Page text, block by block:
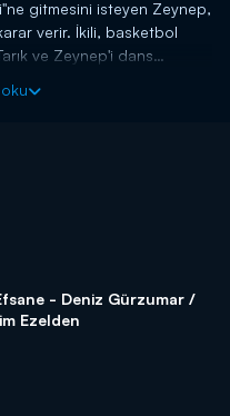
gitmesini isteyen Zeynep,
verir. İkili, basketbol
ve Zeynep'i dans
dans etmesini ister.
- Deniz Gürzumar /
Ezelden